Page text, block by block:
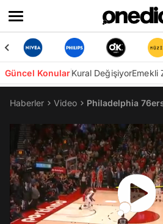
Güncel KonularKural DeğişiyorEmekli
Haberler Video Philadelphia